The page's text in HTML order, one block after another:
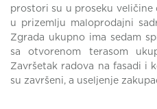
prostori su u proseku
u prizemlju maloprodajni
Zgrada ukupno ima sedam
sa otvorenom terasom
Završetak radova na fasadi i
su završeni, a useljenje